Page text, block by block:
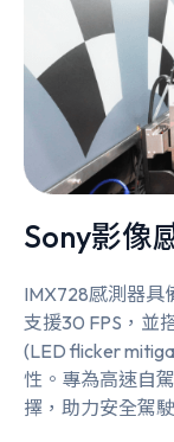
Sony影像
IMX728感測器具
支援30 FPS，並
(LED flicker
性。專為高速自
擇，助力安全駕